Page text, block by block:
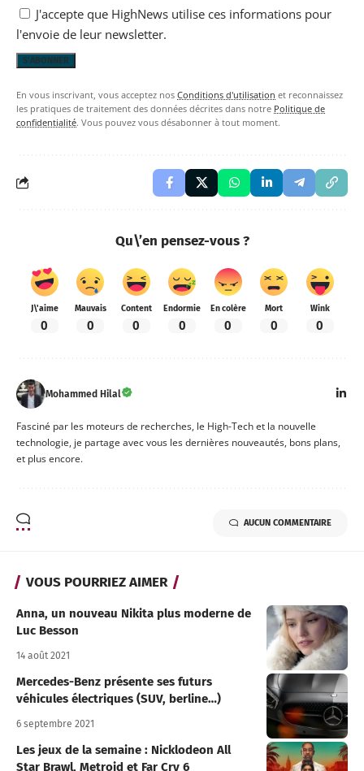
J'accepte que HighNews utilise ces informations pour
l'envoie de leur newsletter.
En vous inscrivant, vous acceptez nos Conditions d'utilisation et reconnaissez
les pratiques de traitement des données décrites dans notre Politique de
confidentialité. Vous pouvez vous désabonner à tout moment.
Qu\’en pensez-vous ?
J\'aime
0
Mauvais
0
Content
0
Endormie
0
En colère
0
Mort
0
Wink
0
Mohammed Hilal
Fasciné par les moteurs de recherches, le High-Tech et la nouvelle
technologie, je partage avec vous les dernières nouveautés, bons plans,
et plus encore.
AUCUN COMMENTAIRE
VOUS POURRIEZ AIMER
Anna, un nouveau Nikita plus moderne de
Luc Besson
14 août 2021
Mercedes-Benz présente ses futurs
véhicules électriques (SUV, berline…)
6 septembre 2021
Les jeux de la semaine : Nicklodeon All
Star Brawl, Metroid et Far Cry 6